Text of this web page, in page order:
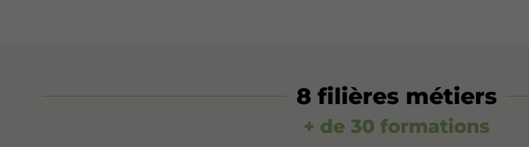
8 filières métiers
+ de 30 formations